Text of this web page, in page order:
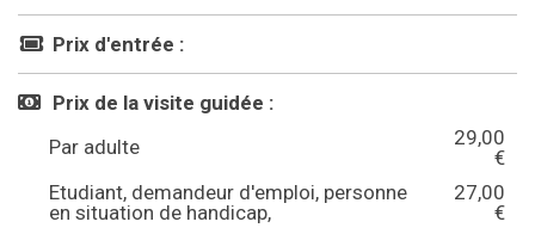
Prix d'entrée :
Prix de la visite guidée :
Par adulte
29,00
€
Etudiant, demandeur d'emploi, personne
en situation de handicap,
27,00
€